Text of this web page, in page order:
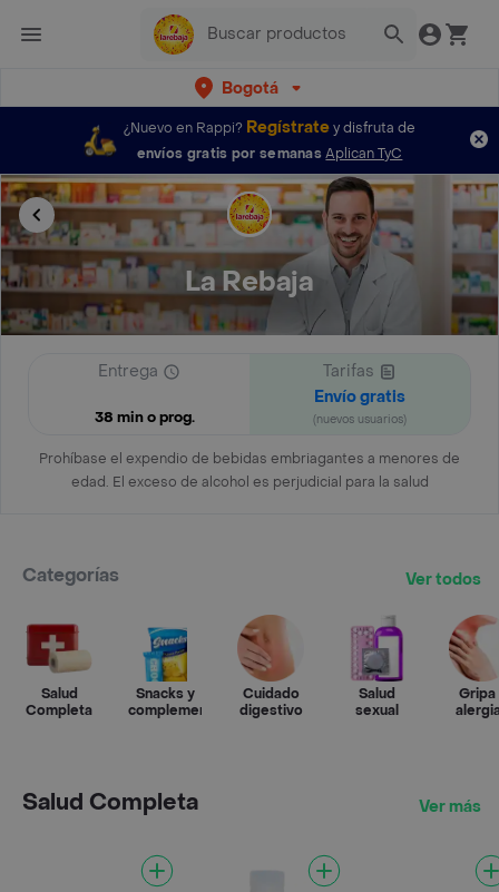
Bogotá
¿Nuevo en Rappi? Regístratey disfruta de
envíos gratis por semanas Aplican TyC
La Rebaja
Entrega
38 min o prog.
Tarifas
Envío gratis
(nuevos usuarios)
Prohíbase el expendio de bebidas embriagantes a menores de
edad. El exceso de alcohol es perjudicial para la salud
Categorías Ver todos
Salud
Completa
Snacks y
complementos
Cuidado
digestivo
Salud
sexual
Gripa
Salud Completa Ver más